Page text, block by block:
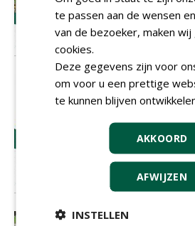
Pfff, waar heeft
nu toch allemaal
Taalgebruik van
uitspraken van de
01-10-2012
4
Over mijn lijk?
te passen aan de wensen
van de bezoeker, maken wij
cookies.
Deze gegevens zijn voor
om voor u een prettige
te kunnen blijven
AKKOORD
AFWIJZEN
INSTELLEN